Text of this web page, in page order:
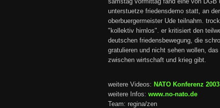
samstag vormittag fand eine von DGB
unterstuetze friedensdemo statt, an
oberbuergermeister Ude teilnahm.
"kollektiv hirnlos". er kritisiert den
deutschen friedensbewegung, die
gratulieren und nicht sehen wollen,
zwischen wirtschaft und krieg gibt.
weitere Videos: NATO Konferenz 2003
weitere Infos: www.no-nato.de
Team: regina/zen